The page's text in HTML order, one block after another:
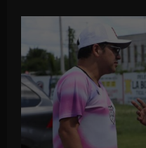
el
hospital,
con
posible
fractura,
tras
chocar
de
frente
por
bache